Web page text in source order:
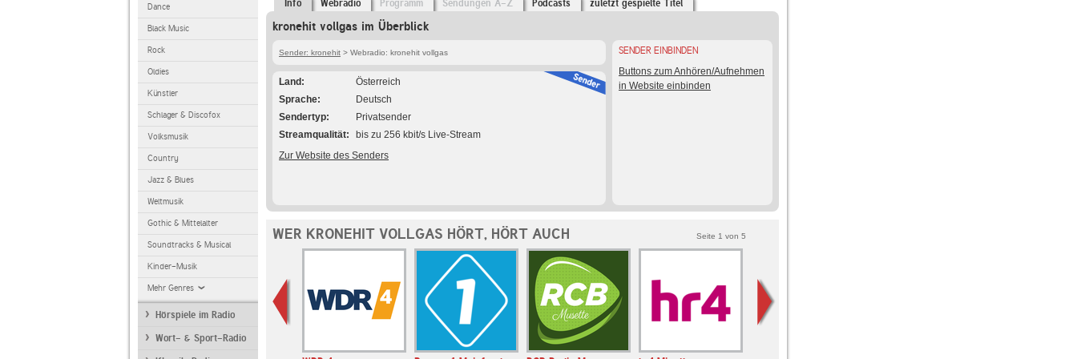
Dance
Black Music
Rock
Oldies
Künstler
Schlager & Discofox
Volksmusik
Country
Jazz & Blues
Weltmusik
Gothic & Mittelalter
Soundtracks & Musical
Kinder-Musik
Mehr Genres
Hörspiele im Radio
Wort- & Sport-Radio
Info Webradio Programm Sendungen A-Z Podcasts zuletzt gespielte Titel
kronehit vollgas im Überblick
Sender: kronehit > Webradio: kronehit vollgas
Land
Österreich
Sprache
Deutsch
Sendertyp
Privatsender
Streamqualität
bis zu 256 kbit/s Live-Stream
Zur Website des Senders
SENDER EINBINDEN
Buttons zum Anhören/Aufnehmen
in Website einbinden
WER KRONEHIT VOLLGAS HÖRT, HÖRT AUCH Seite 1 von 5